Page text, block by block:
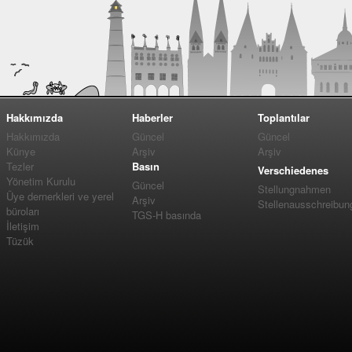
Hakkımızda
Hakkımızda
Künye
Tezler
Yönetim Kurulu
Üye dernerkleri ve yerel
büroları
İletişim
Tüzük
Haberler
Güncel
Arşiv
Basın
Güncel
Arşiv
TGS-H basında
Toplantılar
Güncel
Arşiv
Verschiedenes
Stellungnahmen